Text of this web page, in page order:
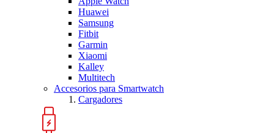
Huawei
Samsung
Fitbit
Garmin
Xiaomi
Kalley
Multitech
Accesorios para Smartwatch
Cargadores